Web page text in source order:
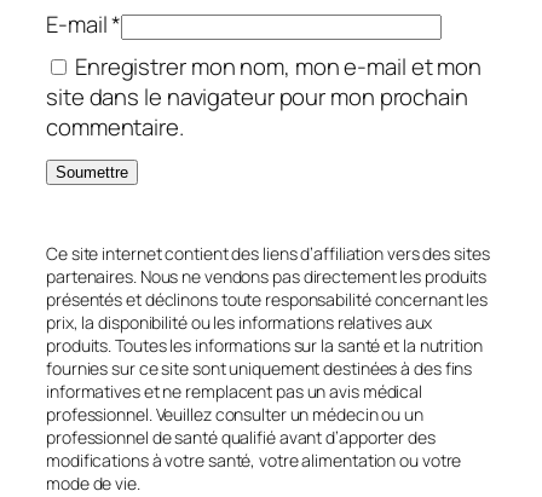
E-mail*
Enregistrer mon nom, mon e-mail et mon
site dans le navigateur pour mon prochain
commentaire.
Ce site internet contient des liens d’affiliation vers des sites
partenaires. Nous ne vendons pas directement les produits
présentés et déclinons toute responsabilité concernant les
prix, la disponibilité ou les informations relatives aux
produits. Toutes les informations sur la santé et la nutrition
fournies sur ce site sont uniquement destinées à des fins
informatives et ne remplacent pas un avis médical
professionnel. Veuillez consulter un médecin ou un
professionnel de santé qualifié avant d’apporter des
modifications à votre santé, votre alimentation ou votre
mode de vie.